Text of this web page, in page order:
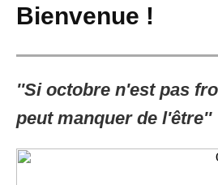
Bienvenue !
''Si octobre n'est pas
peut manquer de l'être''